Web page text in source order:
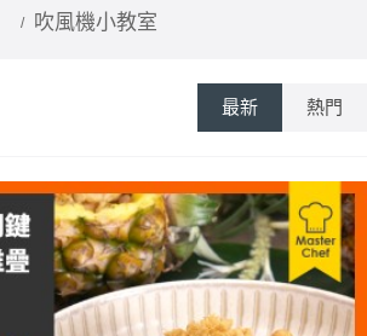
吹風機小教室
最新 熱門